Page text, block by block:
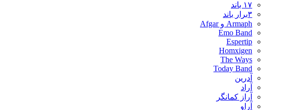
۱۷ باند
۳برار باند
Armaph و Afgar
Emo Band
Espertip
Homxigen
The Ways
Today Band
آدرین
آراد
آراز کمانگر
آراو